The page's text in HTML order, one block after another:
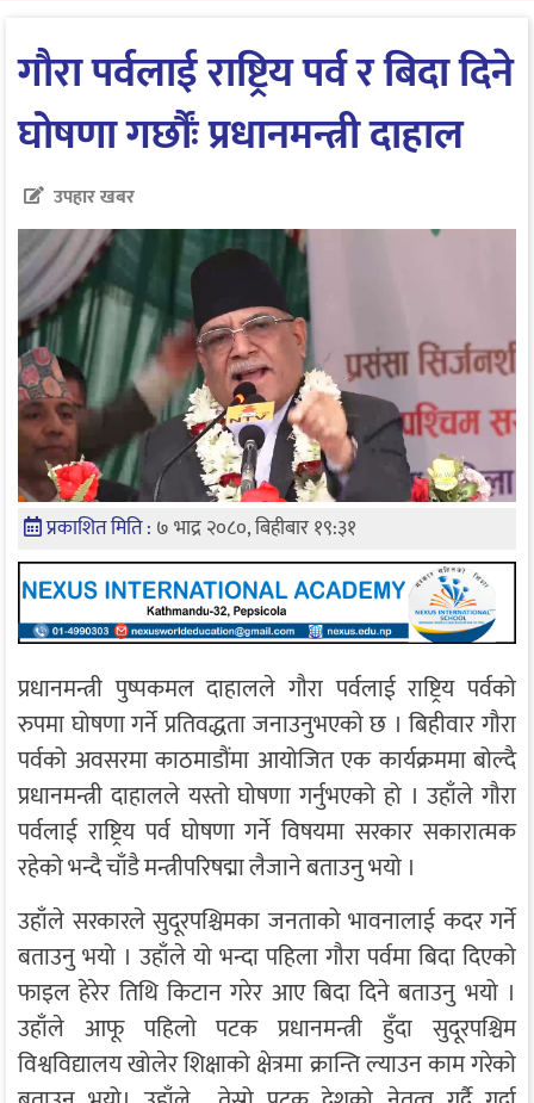
गौरा पर्वलाई राष्ट्रिय पर्व र बिदा दिने
घोषणा गर्छौंः प्रधानमन्त्री दाहाल
उपहार खबर
प्रकाशित मिति : ७ भाद्र २०८०, बिहीबार १९:३१
प्रधानमन्त्री पुष्पकमल दाहालले गौरा पर्वलाई राष्ट्रिय पर्वको
रुपमा घोषणा गर्ने प्रतिवद्धता जनाउनुभएको छ । बिहीवार गौरा
पर्वको अवसरमा काठमाडौंमा आयोजित एक कार्यक्रममा बोल्दै
प्रधानमन्त्री दाहालले यस्तो घोषणा गर्नुभएको हो । उहाँले गौरा
पर्वलाई राष्ट्रिय पर्व घोषणा गर्ने विषयमा सरकार सकारात्मक
रहेको भन्दै चाँडै मन्त्रीपरिषद्मा लैजाने बताउनु भयो ।
उहाँले सरकारले सुदूरपश्चिमका जनताको भावनालाई कदर गर्ने
बताउनु भयो । उहाँले यो भन्दा पहिला गौरा पर्वमा बिदा दिएको
फाइल हेरेर तिथि किटान गरेर आए बिदा दिने बताउनु भयो ।
उहाँले आफू पहिलो पटक प्रधानमन्त्री हुँदा सुदूरपश्चिम
विश्वविद्यालय खोलेर शिक्षाको क्षेत्रमा क्रान्ति ल्याउन काम गरेको